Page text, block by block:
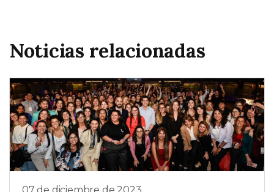
Noticias relacionadas